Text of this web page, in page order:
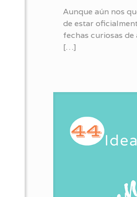
Aunque aún nos
de estar
fechas curiosas
[…]